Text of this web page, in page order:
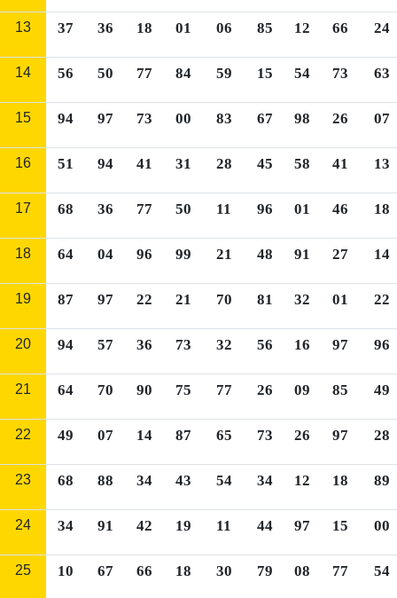
13 37 36 18 01 06 85 12 66 24
14 56 50 77 84 59 15 54 73 63
15 94 97 73 00 83 67 98 26 07
16 51 94 41 31 28 45 58 41 13
17 68 36 77 50 11 96 01 46 18
18 64 04 96 99 21 48 91 27 14
19 87 97 22 21 70 81 32 01 22
20 94 57 36 73 32 56 16 97 96
21 64 70 90 75 77 26 09 85 49
22 49 07 14 87 65 73 26 97 28
23 68 88 34 43 54 34 12 18 89
24 34 91 42 19 11 44 97 15 00
25 10 67 66 18 30 79 08 77 54